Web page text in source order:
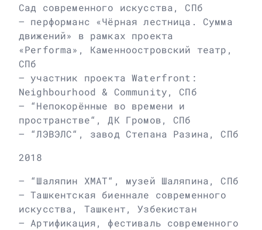
Сад современного искусства, СПб
– перформанс «Чёрная лестница. Сумма
движений» в рамках проекта
«Performa», Каменноостровский театр,
СПб
– участник проекта Waterfront:
Neighbourhood & Community, СПб
– “Непокорённые во времени и
пространстве“, ДК Громов, СПб
– “ЛЭВЭЛС“, завод Степана Разина, СПб
2018
– “Шаляпин ХМАТ“, музей Шаляпина, СПб
– Ташкентская биеннале современного
искусства, Ташкент, Узбекистан
– Артификация, фестиваль современного